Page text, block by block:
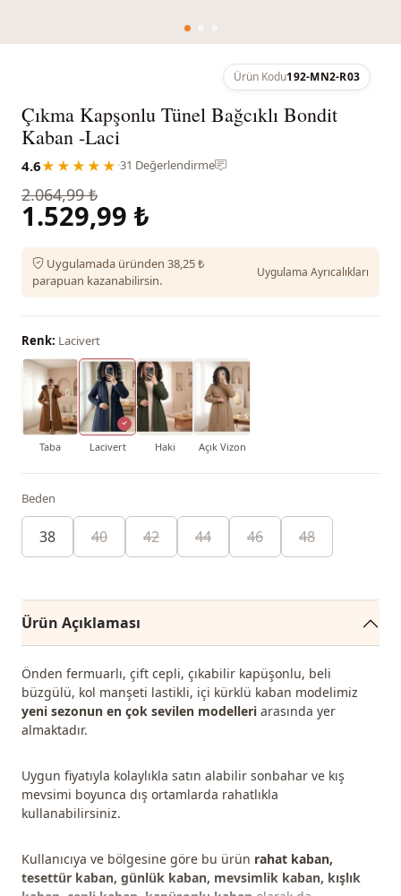
Ürün Kodu192-MN2-R03
Çıkma Kapşonlu Tünel Bağcıklı Bondit
Kaban -Laci
4.6★★★★★ ·31 Değerlendirme
2.064,99 ₺
1.529,99 ₺
Uygulamada üründen 38,25 ₺
parapuan kazanabilirsin.
Uygulama Ayrıcalıkları
Renk: Lacivert
Taba Lacivert Haki Açık Vizon
Beden
38 40 42 44 46 48
Ürün Açıklaması
Önden fermuarlı, çift cepli, çıkabilir kapüşonlu, beli
büzgülü, kol manşeti lastikli, içi kürklü kaban modelimiz
yeni sezonun en çok sevilen modelleri arasında yer
almaktadır.
Uygun fiyatıyla kolaylıkla satın alabilir sonbahar ve kış
mevsimi boyunca dış ortamlarda rahatlıkla
kullanabilirsiniz.
Kullanıcıya ve bölgesine göre bu ürün rahat kaban,
tesettür kaban, günlük kaban, mevsimlik kaban, kışlık